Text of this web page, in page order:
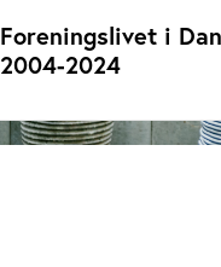
Foreningslivet i
2004-2024